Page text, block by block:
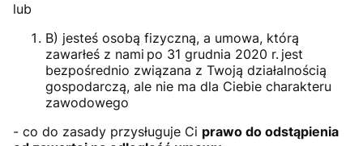
lub
B) jesteś osobą fizyczną, a umowa, którą
zawarłeś z nami po 31 grudnia 2020 r. jest
bezpośrednio związana z Twoją działalnością
gospodarczą, ale nie ma dla Ciebie charakteru
zawodowego
- co do zasady przysługuje Ci prawo do odstąpienia